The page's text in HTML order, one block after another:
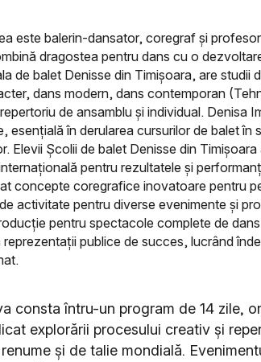
este balerin-dansator, coregraf și
dragostea pentru dans cu o
de balet Denisse din Timișoara, are studii
dans modern, dans contemporan
de ansamblu și individual. Denisa
esențială în derularea cursurilor de balet în
Elevii Școlii de balet Denisse din
pentru rezultatele și
concepte coregrafice inovatoare pentru
activitate pentru diverse evenimente și
pentru spectacole complete de
publice de succes, lucrând
consta întru-un program de 14 zile,
explorării procesului creativ și
și de talie mondială.